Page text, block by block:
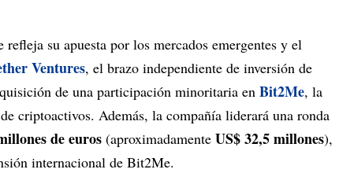
su apuesta por los mercados emergentes y el
Ventures, el brazo independiente de inversión de
de una participación minoritaria en Bit2Me, la
criptoactivos. Además, la compañía liderará una ronda
de euros (aproximadamente US$ 32,5 millones),
internacional de Bit2Me.